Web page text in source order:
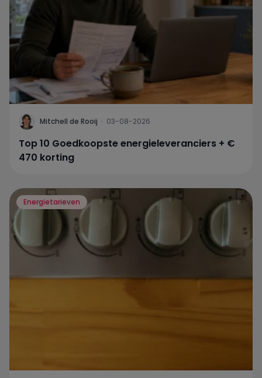
Mitchell de Rooij · 03-08-2026
Top 10 Goedkoopste energieleveranciers + €
470 korting
Energietarieven